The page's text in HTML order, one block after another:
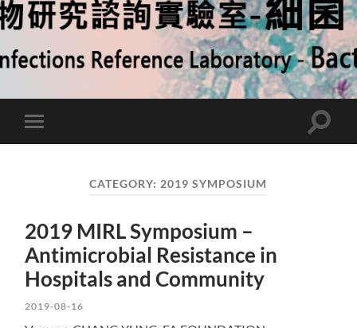
Toggle
mobile
Toggle
CATEGORY: 2019 SYMPOSIUM
2019 MIRL Symposium –
Antimicrobial Resistance in
Hospitals and Community
2019-08-16